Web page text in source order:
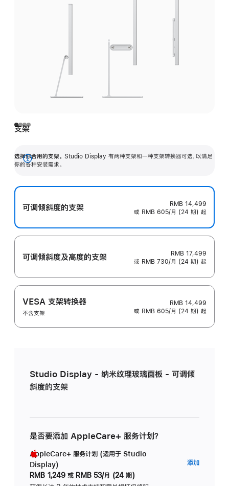
支架
选择你合用的支架。 Studio Display 有两种支架和一种支架转换器可选，以满足
你的各种安装需求。
展
可调倾斜度的支架
RMB 14,499
或 RMB 605/月 (24 期) 起
可调倾斜度及高‍度的支‍架
RMB 17,499
或 RMB 730/月 (24 期) 起
VESA 支架转换器
不含支架
RMB 14,499
或 RMB 605/月 (24 期) 起
Studio Display - 纳米纹理玻璃面板 - 可调倾
斜度的支架
是否要添加 AppleCare+ 服务计划？
AppleCare+ 服务计划 (适用于 Studio
Display)
RMB 1,249 或 RMB 53/月 (24 期)
添加